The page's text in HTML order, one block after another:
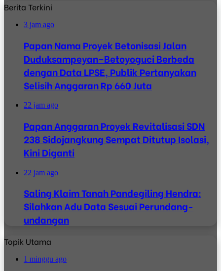
Berita Terkini
3 jam ago
Papan Nama Proyek Betonisasi Jalan
Duduksampeyan–Betoyoguci Berbeda
dengan Data LPSE, Publik Pertanyakan
Selisih Anggaran Rp 660 Juta
22 jam ago
Papan Anggaran Proyek Revitalisasi SDN
238 Sidojangkung Sempat Ditutup Isolasi,
Kini Diganti
22 jam ago
Saling Klaim Tanah Pandegiling Hendra:
Silahkan Adu Data Sesuai Perundang-
undangan
Topik Utama
1 minggu ago